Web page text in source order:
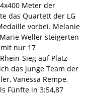
Meter der
das Quartett der LG
vorbei. Melanie
Weller steigerten
nur 17
Sieg auf Platz
das junge Team der
Vanessa Rempe,
Fünfte in 3:54,87